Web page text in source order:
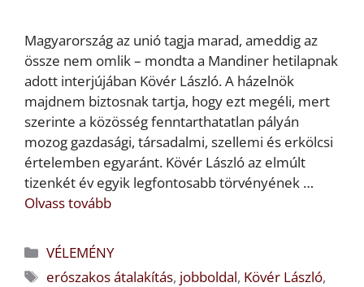
Magyarország az unió tagja marad, ameddig az
össze nem omlik – mondta a Mandiner hetilapnak
adott interjújában Kövér László. A házelnök
majdnem biztosnak tartja, hogy ezt megéli, mert
szerinte a közösség fenntarthatatlan pályán
mozog gazdasági, társadalmi, szellemi és erkölcsi
értelemben egyaránt. Kövér László az elmúlt
tizenkét év egyik legfontosabb törvényének …
Olvass tovább
Kategória
VÉLEMÉNY
Címkék
erószakos átalakítás, jobboldal, Kövér László,